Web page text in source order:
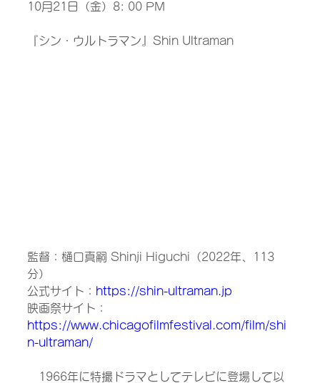
10月21日（金）8: 00 PM
『シン・ウルトラマン』Shin Ultraman
監督：樋口真嗣 Shinji Higuchi（2022年、113
分）
公式サイト： https://shin-ultraman.jp
映画祭サイト：
https://www.chicagofilmfestival.com/film/shi
n-ultraman/
1966年に特撮ドラマとしてテレビに登場して以